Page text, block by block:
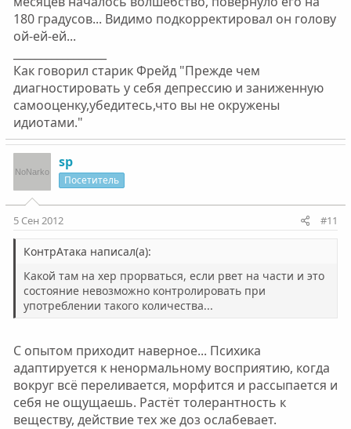
180 градусов... Видимо подкорректировал он голову
ой-ей-ей...
Как говорил старик Фрейд "Прежде чем
диагностировать у себя депрессию и заниженную
самооценку,убедитесь,что вы не окружены
идиотами."
sp
Посетитель
5 Сен 2012 #11
КонтрАтака написал(а):
Какой там на хер прорваться, если рвет на части и это
состояние невозможно контролировать при
употреблении такого количества...
С опытом приходит наверное... Психика
адаптируется к ненормальному восприятию, когда
вокруг всё переливается, морфится и рассыпается и
себя не ощущаешь. Растёт толерантность к
веществу, действие тех же доз ослабевает.